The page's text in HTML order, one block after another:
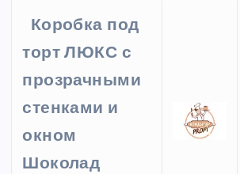
Коробка под
торт ЛЮКС с
прозрачными
стенками и
окном
Шоколад